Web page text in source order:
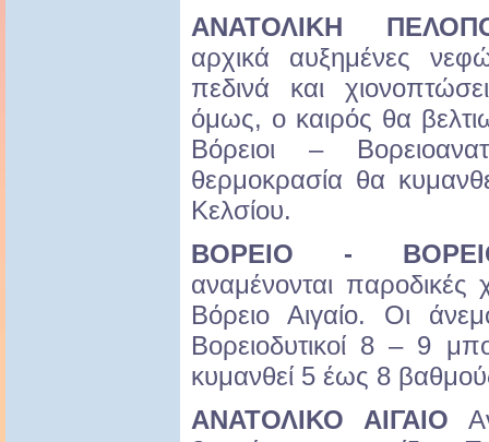
ΑΝΑΤΟΛΙΚΗ
αρχικά αυξημένες
πεδινά και
όμως, ο καιρός θα
Βόρειοι –
θερμοκρασία θα
Κελσίου.
ΒΟΡΕΙΟ -
αναμένονται παροδικές
Βόρειο Αιγαίο. Οι
Βορειοδυτικοί 8 – 9
κυμανθεί 5 έως 8
ΑΝΑΤΟΛΙΚΟ ΑΙΓΑΙΟ